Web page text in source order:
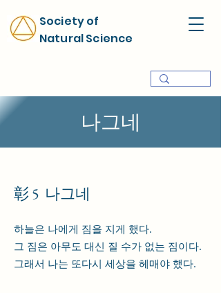
Society of
Natural Science
나그네
彰 5 나그네
하늘은 나에게 짐을 지게 했다.
그 짐은 아무도 대신 질 수가 없는 짐이다.
그래서 나는 또다시 세상을 헤매야 했다.